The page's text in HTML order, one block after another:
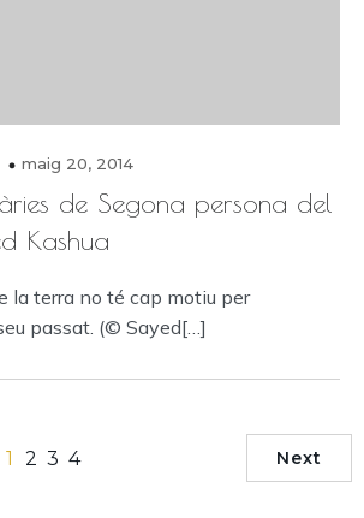
maig 20, 2014
de Segona persona del
Kashua
la terra no té cap motiu per
passat. (© Sayed[…]
1 2 3 4 Next